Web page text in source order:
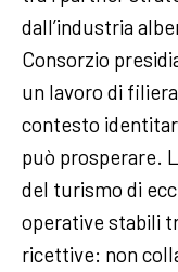
dall’industria
Consorzio
un lavoro di
contesto
può prosperare.
del turismo di
operative stabili
ricettive: non